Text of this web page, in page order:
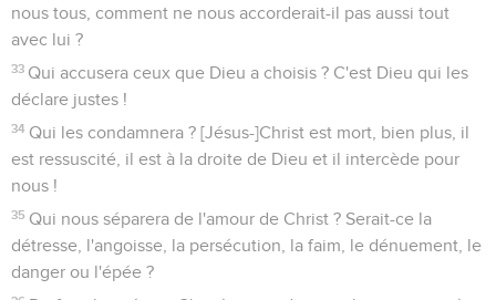
nous tous, comment ne nous accorderait-il pas aussi tout
avec lui ?
33 Qui accusera ceux que Dieu a choisis ? C'est Dieu qui les
déclare justes !
34 Qui les condamnera ? [Jésus-]Christ est mort, bien plus, il
est ressuscité, il est à la droite de Dieu et il intercède pour
nous !
35 Qui nous séparera de l'amour de Christ ? Serait-ce la
détresse, l'angoisse, la persécution, la faim, le dénuement, le
danger ou l'épée ?